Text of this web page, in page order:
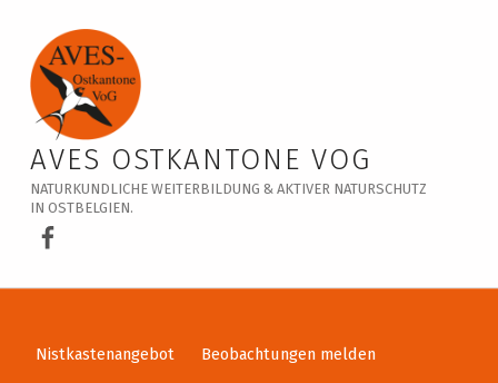
Veranstaltungskalender – AVES Ostkantone VoG
AVES OSTKANTONE VOG
NATURKUNDLICHE WEITERBILDUNG & AKTIVER NATURSCHUTZ
IN OSTBELGIEN.
AVES Ostkantone bei Facebook
Nistkastenangebot
Beobachtungen melden